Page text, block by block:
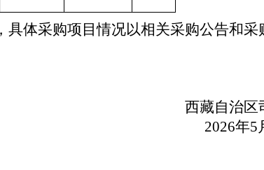
体采购项目情况以相关采购公告和采
西藏自治区
2026年5